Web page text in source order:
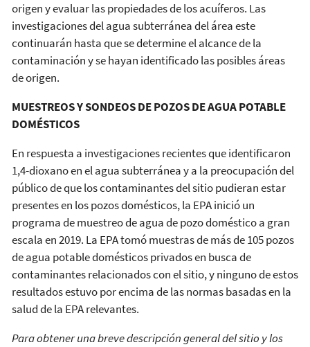
origen y evaluar las propiedades de los acuíferos. Las
investigaciones del agua subterránea del área este
continuarán hasta que se determine el alcance de la
contaminación y se hayan identificado las posibles áreas
de origen.
MUESTREOS Y SONDEOS DE POZOS DE AGUA POTABLE
DOMÉSTICOS
En respuesta a investigaciones recientes que identificaron
1,4-dioxano en el agua subterránea y a la preocupación del
público de que los contaminantes del sitio pudieran estar
presentes en los pozos domésticos, la EPA inició un
programa de muestreo de agua de pozo doméstico a gran
escala en 2019. La EPA tomó muestras de más de 105 pozos
de agua potable domésticos privados en busca de
contaminantes relacionados con el sitio, y ninguno de estos
resultados estuvo por encima de las normas basadas en la
salud de la EPA relevantes.
Para obtener una breve descripción general del sitio y los